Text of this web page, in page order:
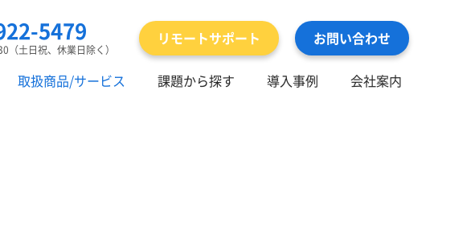
5479
（土日祝、休業日除く）
リモートサポート お問い合わせ
取扱商品/サービス 課題から探す 導入事例 会社案内